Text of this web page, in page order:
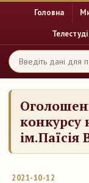
Головна
конкурсу
ім.Паїсія
2021-10-12